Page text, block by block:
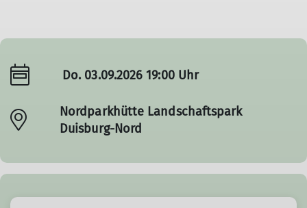
Do. 03.09.2026 19:00 Uhr
Nordparkhütte Landschaftspark
Duisburg-Nord